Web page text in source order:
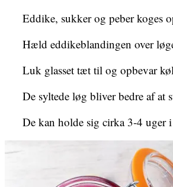
Eddike, sukker og peber koges
Hæld eddikeblandingen over
Luk glasset tæt til og opbevar
De syltede løg bliver bedre af at
De kan holde sig cirka 3-4 uger